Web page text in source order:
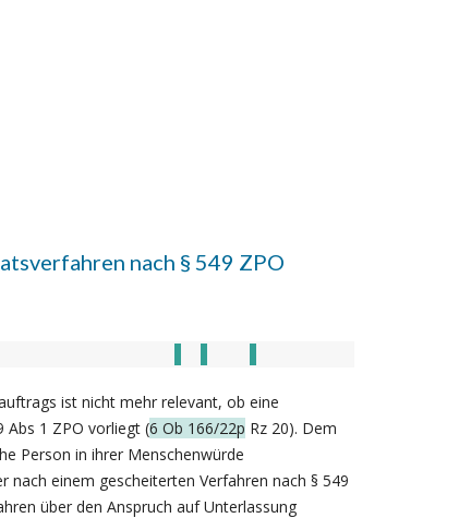
nach § 549 ZPO
ist nicht mehr relevant, ob eine
Abs 1 ZPO vorliegt (6 Ob 166/22p Rz 20). Dem
Person in ihrer Menschenwürde
einem gescheiterten Verfahren nach § 549
über den Anspruch auf Unterlassung